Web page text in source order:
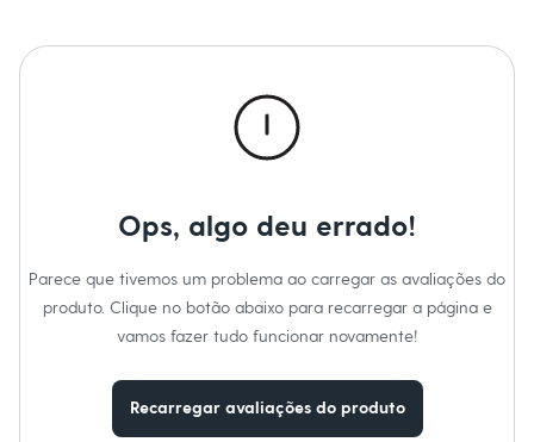
Saídas de praia
Personagens
Shorts e Saias
Em alta
Dia dos Pais
Ops, algo deu errado!
Parece que tivemos um problema ao carregar as avaliações do
produto. Clique no botão abaixo para recarregar a página e
vamos fazer tudo funcionar novamente!
Recarregar avaliações do produto